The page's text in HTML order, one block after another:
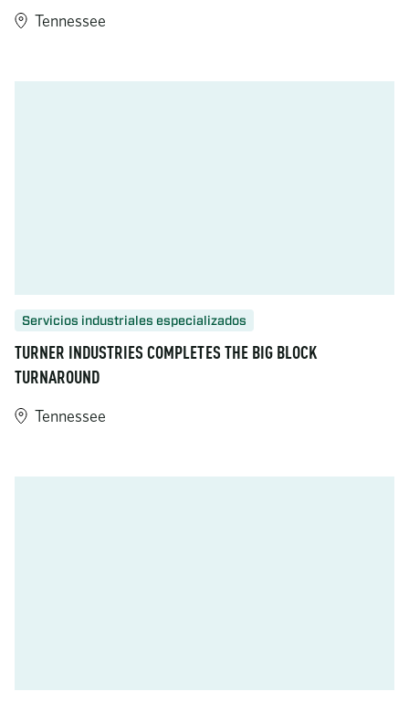
Tennessee
Servicios industriales especializados
TURNER INDUSTRIES COMPLETES THE BIG BLOCK
TURNAROUND
Tennessee